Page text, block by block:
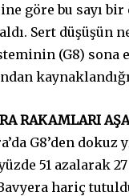
göre bu sayı bir
Sert düşüşün
(G8) sona
RAKAMLARI
G8’den
yüzde 51 azalarak
hariç